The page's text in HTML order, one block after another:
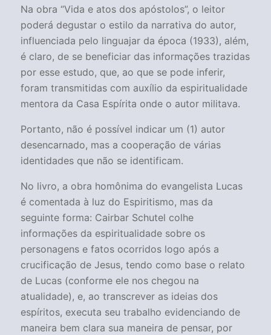
Na obra “Vida e atos dos apóstolos”, o leitor
poderá degustar o estilo da narrativa do autor,
influenciada pelo linguajar da época (1933), além,
é claro, de se beneficiar das informações trazidas
por esse estudo, que, ao que se pode inferir,
foram transmitidas com auxílio da espiritualidade
mentora da Casa Espírita onde o autor militava.
Portanto, não é possível indicar um (1) autor
desencarnado, mas a cooperação de várias
identidades que não se identificam.
No livro, a obra homônima do evangelista Lucas
é comentada à luz do Espiritismo, mas da
seguinte forma: Cairbar Schutel colhe
informações da espiritualidade sobre os
personagens e fatos ocorridos logo após a
crucificação de Jesus, tendo como base o relato
de Lucas (conforme ele nos chegou na
atualidade), e, ao transcrever as ideias dos
espíritos, executa seu trabalho evidenciando de
maneira bem clara sua maneira de pensar, por